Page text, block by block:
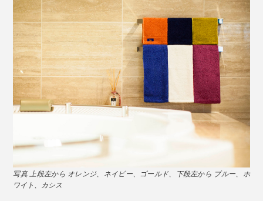
しなんできた代表の左舘清明氏の思いから、
Hippopotamusのタオルづくりは始まりました。
写真 上段左から オレンジ、ネイビー、ゴールド、下段左から ブルー、ホ
ワイト、カシス